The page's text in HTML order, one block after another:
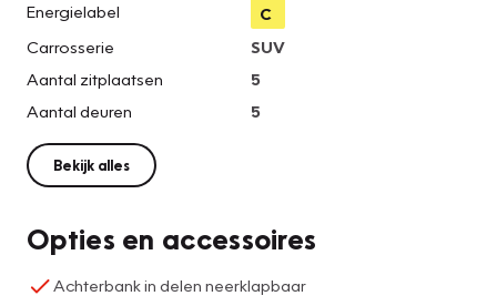
Energielabel
C
Carrosserie
SUV
Aantal zitplaatsen
5
Aantal deuren
5
Bekijk alles
Opties en accessoires
Achterbank in delen neerklapbaar